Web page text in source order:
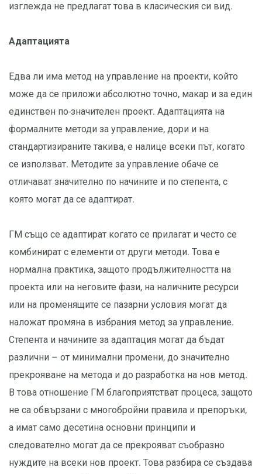
изглежда не предлагат това в класическия си вид.
Адаптацията
Едва ли има метод на управление на проекти, който
може да се приложи абсолютно точно, макар и за един
единствен по-значителен проект. Адаптацията на
формалните методи за управление, дори и на
стандартизираните такива, е налице всеки път, когато
се използват. Методите за управление обаче се
отличават значително по начините и по степента, с
която могат да се адаптират.
ГМ също се адаптират когато се прилагат и често се
комбинират с елементи от други методи. Това е
нормална практика, защото продължителността на
проекта или на неговите фази, на наличните ресурси
или на променящите се пазарни условия могат да
наложат промяна в избрания метод за управление.
Степента и начините за адаптация могат да бъдат
различни – от минимални промени, до значително
прекрояване на метода и до разработка на нов метод.
В това отношение ГМ благоприятстват процеса, защото
не са обвързани с многобройни правила и препоръки,
а имат само десетина основни принципи и
следователно могат да се прекрояват съобразно
нуждите на всеки нов проект. Това разбира се създава